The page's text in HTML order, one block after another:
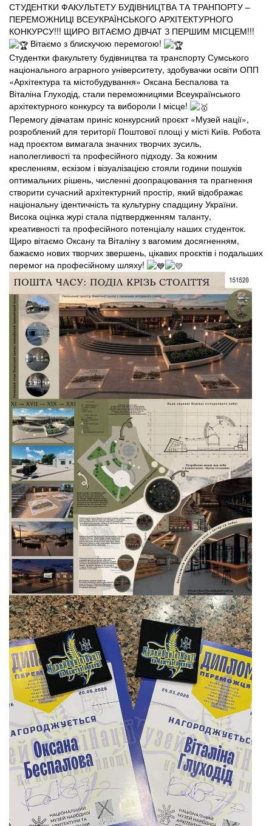
СТУДЕНТКИ ФАКУЛЬТЕТУ БУДІВНИЦТВА ТА ТРАНПОРТУ –
ПЕРЕМОЖНИЦІ ВСЕУКРАЇНСЬКОГО АРХІТЕКТУРНОГО
КОНКУРСУ!!! ЩИРО ВІТАЄМО ДІВЧАТ З ПЕРШИМ МІСЦЕМ!!!
Вітаємо з блискучою перемогою!
Студентки факультету будівництва та транспорту Сумського
національного аграрного університету, здобувачки освіти ОПП
«Архітектура та містобудування» Оксана Беспалова та
Віталіна Глуходід, стали переможницями Всеукраїнського
архітектурного конкурсу та вибороли І місце!
Перемогу дівчатам приніс конкурсний проєкт «Музей нації»,
розроблений для території Поштової площі у місті Київ. Робота
над проєктом вимагала значних творчих зусиль,
наполегливості та професійного підходу. За кожним
кресленням, ескізом і візуалізацією стояли години пошуків
оптимальних рішень, численні доопрацювання та прагнення
створити сучасний архітектурний простір, який відображає
національну ідентичність та культурну спадщину України.
Висока оцінка журі стала підтвердженням таланту,
креативності та професійного потенціалу наших студенток.
Щиро вітаємо Оксану та Віталіну з вагомим досягненням,
бажаємо нових творчих звершень, цікавих проєктів і подальших
перемог на професійному шляху!